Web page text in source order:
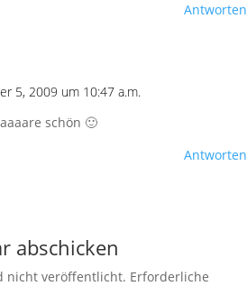
Antworten
5, 2009 um 10:47 a.m.
schön 🙂
Antworten
abschicken
nicht veröffentlicht. Erforderliche